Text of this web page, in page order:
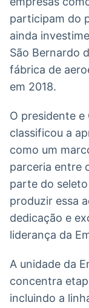
participam do
ainda
São Bernardo
fábrica de
em 2018.
O presidente e
classificou a
como um
parceria entre
parte do
produzir essa
dedicação e
liderança da
A unidade da
concentra
incluindo a